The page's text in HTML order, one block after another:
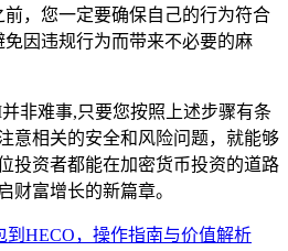
，您一定要确保自己的行为符合
免因违规行为而带来不必要的麻
非难事,只要您按照上述步骤有条
意相关的安全和风险问题，就能够
投资者都能在加密货币投资的道路
财富增长的新篇章。
到HECO，操作指南与价值解析